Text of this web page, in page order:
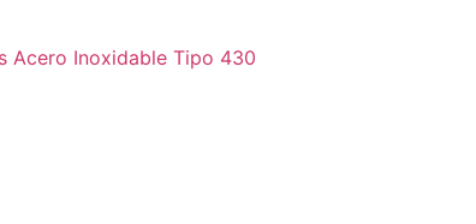
Acero Inoxidable Tipo 430